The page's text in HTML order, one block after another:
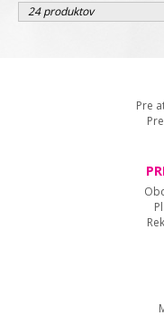
24 produktov
Pre